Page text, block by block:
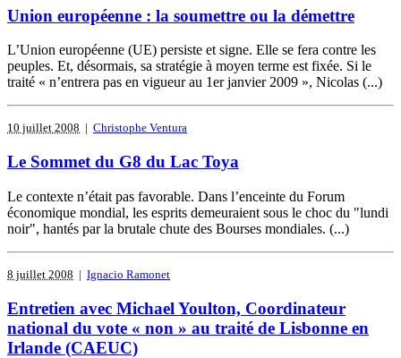
Union européenne : la soumettre ou la démettre
L’Union européenne (UE) persiste et signe. Elle se fera contre les
peuples. Et, désormais, sa stratégie à moyen terme est fixée. Si le
traité « n’entrera pas en vigueur au 1er janvier 2009 », Nicolas (...)
10 juillet 2008 | Christophe Ventura
Le Sommet du G8 du Lac Toya
Le contexte n’était pas favorable. Dans l’enceinte du Forum
économique mondial, les esprits demeuraient sous le choc du "lundi
noir", hantés par la brutale chute des Bourses mondiales. (...)
8 juillet 2008 | Ignacio Ramonet
Entretien avec Michael Youlton, Coordinateur
national du vote « non » au traité de Lisbonne en
Irlande (CAEUC)